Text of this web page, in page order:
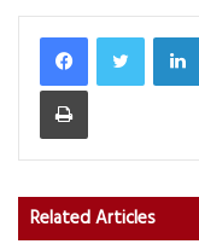
Print
Related Articles